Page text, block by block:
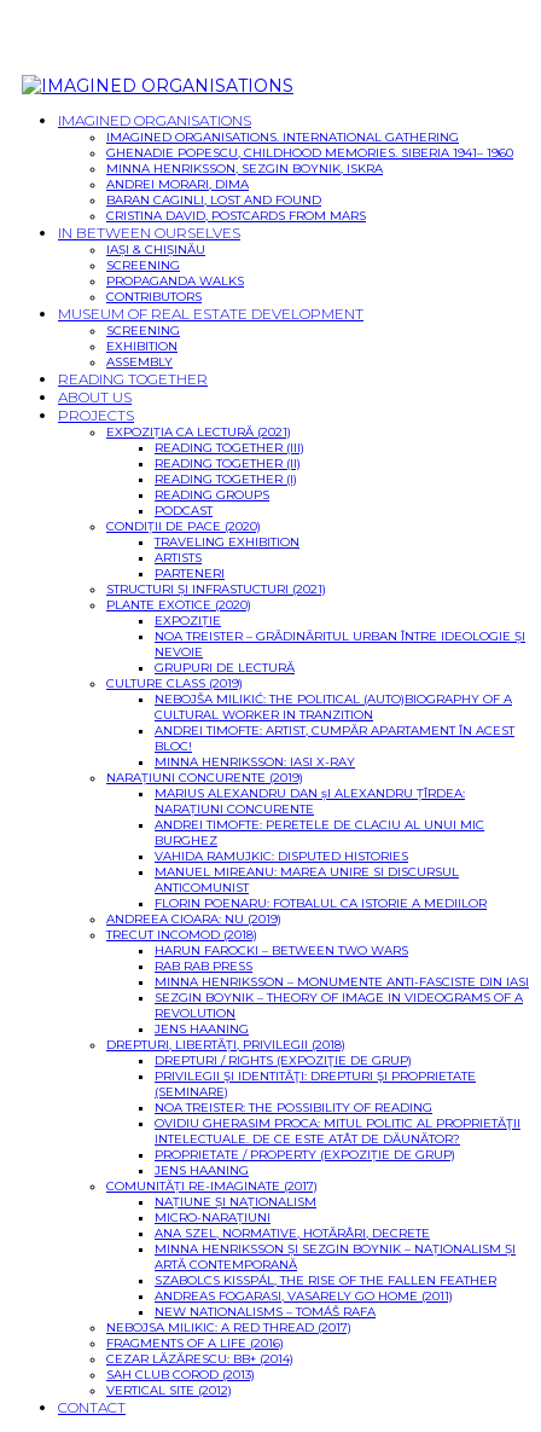
IMAGINED ORGANISATIONS
IMAGINED ORGANISATIONS. INTERNATIONAL GATHERING
GHENADIE POPESCU, CHILDHOOD MEMORIES. SIBERIA 1941– 1960
MINNA HENRIKSSON, SEZGIN BOYNIK, ISKRA
ANDREI MORARI, DIMA
BARAN CAGINLI, LOST AND FOUND
CRISTINA DAVID, POSTCARDS FROM MARS
IN BETWEEN OURSELVES
IAȘI & CHIȘINĂU
SCREENING
PROPAGANDA WALKS
CONTRIBUTORS
MUSEUM OF REAL ESTATE DEVELOPMENT
SCREENING
EXHIBITION
ASSEMBLY
READING TOGETHER
ABOUT US
PROJECTS
EXPOZIȚIA CA LECTURĂ (2021)
READING TOGETHER (III)
READING TOGETHER (II)
READING TOGETHER (I)
READING GROUPS
PODCAST
CONDIȚII DE PACE (2020)
TRAVELING EXHIBITION
ARTISTS
PARTENERI
STRUCTURI ȘI INFRASTUCTURI (2021)
PLANTE EXOTICE (2020)
EXPOZIȚIE
NOA TREISTER – GRĂDINĂRITUL URBAN ÎNTRE IDEOLOGIE ȘI
NEVOIE
GRUPURI DE LECTURĂ
CULTURE CLASS (2019)
NEBOJŠA MILIKIĆ: THE POLITICAL (AUTO)BIOGRAPHY OF A
CULTURAL WORKER IN TRANZITION
ANDREI TIMOFTE: ARTIST, CUMPĂR APARTAMENT ÎN ACEST
BLOC!
MINNA HENRIKSSON: IASI X-RAY
NARAȚIUNI CONCURENTE (2019)
MARIUS ALEXANDRU DAN șI ALEXANDRU ȚÎRDEA:
NARAȚIUNI CONCURENTE
ANDREI TIMOFTE: PERETELE DE CLACIU AL UNUI MIC
BURGHEZ
VAHIDA RAMUJKIC: DISPUTED HISTORIES
MANUEL MIREANU: MAREA UNIRE SI DISCURSUL
ANTICOMUNIST
FLORIN POENARU: FOTBALUL CA ISTORIE A MEDIILOR
ANDREEA CIOARA: NU (2019)
TRECUT INCOMOD (2018)
HARUN FAROCKI – BETWEEN TWO WARS
RAB RAB PRESS
MINNA HENRIKSSON – MONUMENTE ANTI-FASCISTE DIN IASI
SEZGIN BOYNIK – THEORY OF IMAGE IN VIDEOGRAMS OF A
REVOLUTION
JENS HAANING
DREPTURI, LIBERTĂȚI, PRIVILEGII (2018)
DREPTURI / RIGHTS (EXPOZIŢIE DE GRUP)
PRIVILEGII ŞI IDENTITĂŢI: DREPTURI ŞI PROPRIETATE
(SEMINARE)
NOA TREISTER: THE POSSIBILITY OF READING
OVIDIU GHERASIM PROCA: MITUL POLITIC AL PROPRIETĂŢII
INTELECTUALE. DE CE ESTE ATÂT DE DĂUNĂTOR?
PROPRIETATE / PROPERTY (EXPOZIȚIE DE GRUP)
JENS HAANING
COMUNITĂȚI RE-IMAGINATE (2017)
NAȚIUNE ȘI NAȚIONALISM
MICRO-NARAȚIUNI
ANA SZEL, NORMATIVE, HOTĂRÂRI, DECRETE
MINNA HENRIKSSON ȘI SEZGIN BOYNIK – NAȚIONALISM ȘI
ARTĂ CONTEMPORANĂ
SZABOLCS KISSPÁL, THE RISE OF THE FALLEN FEATHER
ANDREAS FOGARASI, VASARELY GO HOME (2011)
NEW NATIONALISMS – TOMÁŠ RAFA
NEBOJSA MILIKIC: A RED THREAD (2017)
FRAGMENTS OF A LIFE (2016)
CEZAR LĂZĂRESCU: BB+ (2014)
SAH CLUB COROD (2013)
VERTICAL SITE (2012)
CONTACT